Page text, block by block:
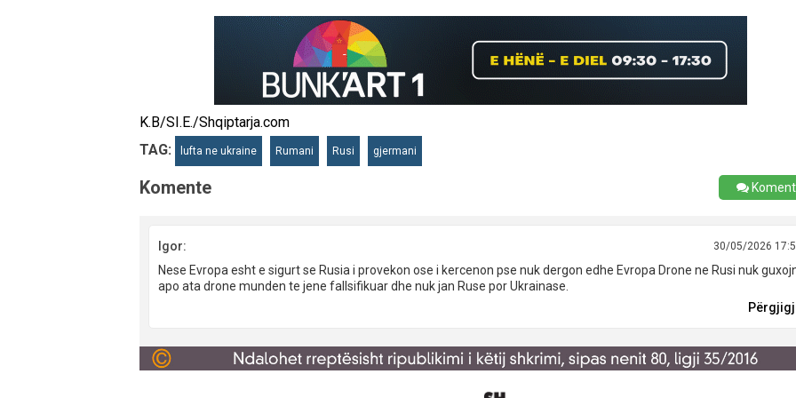
K.B/SI.E./Shqiptarja.com
TAG:
lufta ne ukraine Rumani Rusi gjermani
Komente
Igor: 30/05/2026
Nese Evropa esht e sigurt se Rusia i provekon ose i kercenon pse nuk dergon edhe Evropa Drone ne Rusi nuk
apo ata drone munden te jene fallsifikuar dhe nuk jan Ruse por Ukrainase.